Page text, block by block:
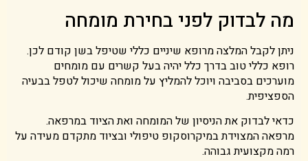
מה לבדוק לפני בחירת מומחה
ניתן לקבל המלצה מרופא שיניים כללי שטיפל בשן קודם לכן.
רופא כללי טוב בדרך כלל יהיה בעל קשרים עם מומחים
מוערכים בסביבה ויוכל להמליץ על מומחה שיכול לטפל בבעיה
הספציפית.
כדאי לבדוק את הניסיון של המומחה ואת הציוד במרפאה.
מרפאה המצוידת במיקרוסקופ טיפולי ובציוד מתקדם מעידה על
רמה מקצועית גבוהה.